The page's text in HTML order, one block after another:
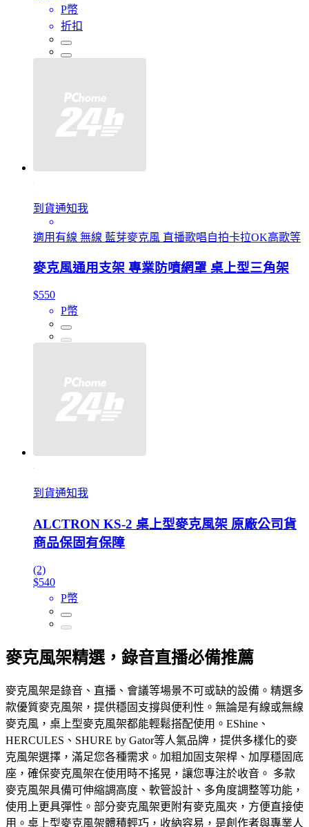
P幣
折扣
到貨通知我
適用有線 無線 藍芽麥克風 直播歌唱自拍卡拉OK高歌等
麥克風通用支架 專業防噴網罩 桌上型三角架
$550
P幣
到貨通知我
ALCTRON KS-2 桌上型麥克風架 原廠公司貨
商品保固有保障
(2)
$540
P幣
麥克風架精選，錄音直播必備推薦
麥克風架是錄音、直播、會議等場景不可或缺的設備。精選多
款優質麥克風架，提供穩固支撐與便利性。無論是有線或無線
麥克風，桌上型麥克風架都能輕鬆搭配使用。EShine、
HERCULES、SHURE by Gator等人氣品牌，提供多樣化的麥
克風架選擇，滿足您各種需求。加粗加固支架桿、加厚穩固底
座，確保麥克風架在使用時不搖晃，讓您專注於收音。 多款
麥克風架具備可伸縮調高度、軟管設計、多角度調整等功能，
使用上更具彈性。部分麥克風架更附有麥克風夾，方便直接使
用。桌上型麥克風架體積輕巧，收納容易，是創作者與專業人